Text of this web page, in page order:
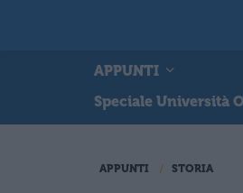
APPUNTI
Speciale Università
APPUNTI STORIA